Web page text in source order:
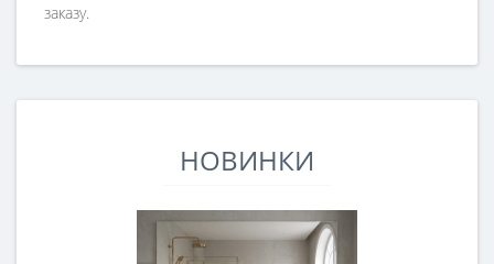
заказу.
НОВИНКИ